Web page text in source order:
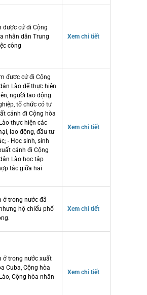
được cử đi Cộng
nhân dân Trung
công
Xem chi tiết
được cử đi Cộng
Lào để thực hiện
người lao động
tổ chức có tư
cảnh đi Cộng hòa
thực hiện các
lao động, đầu tư
- Học sinh, sinh
cảnh đi Cộng
Lào học tập
tác giữa hai
Xem chi tiết
ở trong nước đã
hộ chiếu phổ
Xem chi tiết
ở trong nước xuất
Cuba, Cộng hòa
Cộng hòa nhân
Xem chi tiết